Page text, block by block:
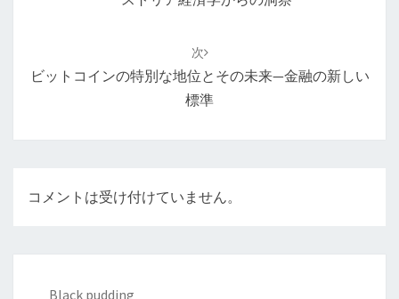
次
ビットコインの特別な地位とその未来—金融の新しい
標準
コメントは受け付けていません。
Black pudding